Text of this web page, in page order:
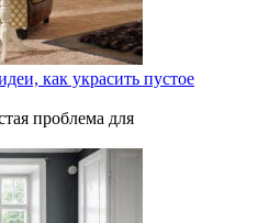
как украсить пустое
проблема для